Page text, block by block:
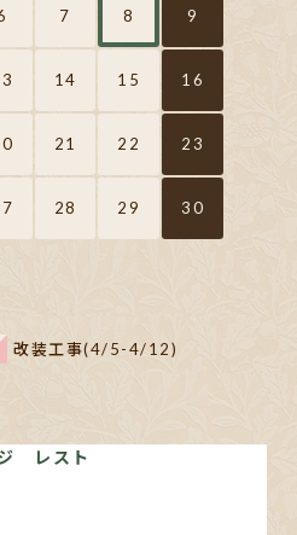
7 8 9
14 15 16
21 22 23
28 29 30
改装工事(4/5-4/12)
レスト